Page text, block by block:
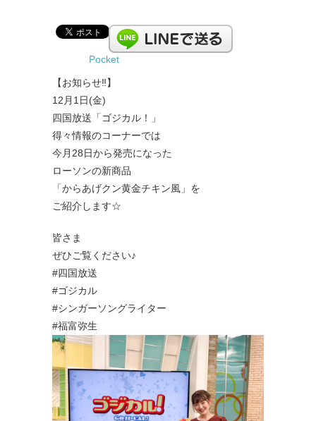
Pocket
【お知らせ‼︎】
12月1日(金)
四国放送「ゴジカル！」
得々情報のコーナーでは
今月28日から発売になった
ローソンの新商品
「からあげクン黄金チキン風」を
ご紹介します☆
皆さま
ぜひご覧ください♪
#四国放送
#ゴジカル
#シンガーソングライター
#福富弥生